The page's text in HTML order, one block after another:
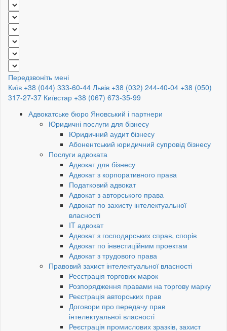
Передзвоніть мені
Київ +38 (044) 333-60-44 Львів +38 (032) 244-40-04 +38 (050)
317-27-37 Київстар +38 (067) 673-35-99
Адвокатське бюро Яновський і партнери
Юридичні послуги для бізнесу
Юридичний аудит бізнесу
Абонентський юридичний супровід бізнесу
Послуги адвоката
Адвокат для бізнесу
Адвокат з корпоративного права
Податковий адвокат
Адвокат з авторського права
Адвокат по захисту інтелектуальної
власності
IT адвокат
Адвокат з господарських справ, спорів
Адвокат по інвестиційним проектам
Адвокат з трудового права
Правовий захист інтелектуальної власності
Реєстрація торгових марок
Розпорядження правами на торгову марку
Реєстрація авторських прав
Договори про передачу прав
інтелектуальної власності
Реєстрація промислових зразків, захист